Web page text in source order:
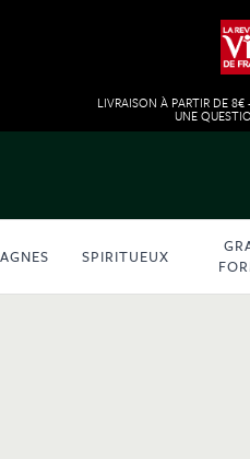
LIVRAISON À PARTIR DE 8€
UNE
SPIRITUEUX